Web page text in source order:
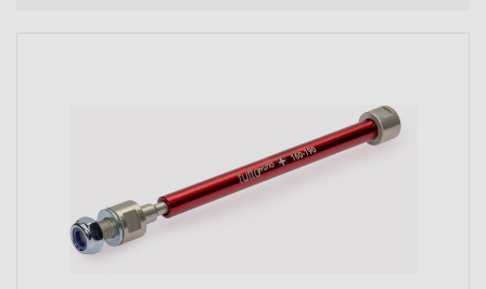
NÁKLADNÍ